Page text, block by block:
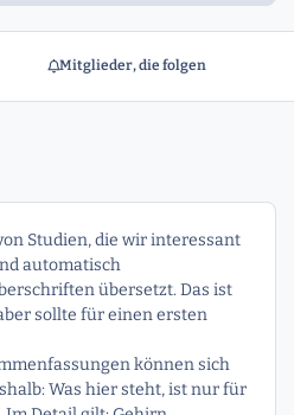
Mitglieder, die folgen
Studien, die wir interessant
automatisch
übersetzt. Das ist
sollte für einen ersten
können sich
Was hier steht, ist nur für